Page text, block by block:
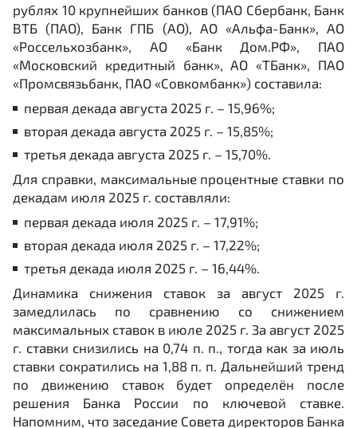
рублях 10 крупнейших банков (ПАО Сбербанк, Банк
ВТБ (ПАО), Банк ГПБ (АО), АО «Альфа-Банк», АО
«Россельхозбанк», АО «Банк Дом.РФ», ПАО
«Московский кредитный банк», АО «ТБанк», ПАО
«Промсвязьбанк, ПАО «Совкомбанк») составила:
первая декада августа 2025 г. – 15,96%;
вторая декада августа 2025 г. – 15,85%;
третья декада августа 2025 г. – 15,70%.
Для справки, максимальные процентные ставки по
декадам июля 2025 г. составляли:
первая декада июля 2025 г. – 17,91%;
вторая декада июля 2025 г. – 17,22%;
третья декада июля 2025 г. – 16,44%.
Динамика снижения ставок за август 2025 г.
замедлилась по сравнению со снижением
максимальных ставок в июле 2025 г. За август 2025
г. ставки снизились на 0,74 п. п., тогда как за июль
ставки сократились на 1,88 п. п. Дальнейший тренд
по движению ставок будет определён после
решения Банка России по ключевой ставке.
Напомним, что заседание Совета директоров Банка